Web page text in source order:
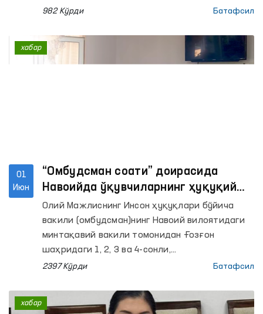
делегация аъзолари Европада хавфсизлик ва
институтлар ва инсон ҳуқуқлари бўйича
бюроси (ДИИҲБ) директори Мария Телалиан
982 Кўрди Батафсил
01
Июн
“Омбудсман соати” доирасида
Навоийда ўқувчиларнинг ҳуқуқий
хабардорлиги оширилмоқда
Олий Мажлиснинг Инсон ҳуқуқлари бўйича
вакили (омбудсман)нинг Навоий вилоятидаги
минтақавий вакили томонидан Ғозғон
шаҳридаги 1, 2, 3 ва 4-сонли,
шунингдек Нурота туманидаги 2, 6, 27 ва 34-
мактабларида интерактив машғулотлар
ташкил этилди. Уларда жами 280 нафардан
2397 Кўрди Батафсил
хабар
хабар